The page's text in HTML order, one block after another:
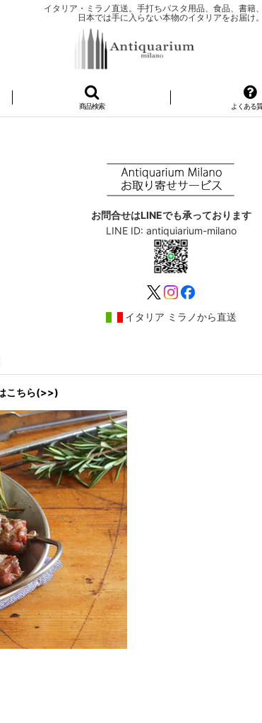
イタリア・ミラノ直送。手打ちパスタ用品、食品、書籍
日本では手に入らない本物のイタリアをお届け。
商品検索 よくある
お問合せはLINEでも承っております
LINE ID: antiquiarium-milano
イタリア ミラノから直送
こちら(>>)